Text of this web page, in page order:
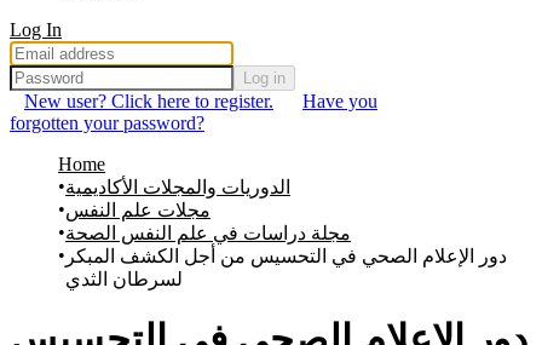
Log In
Log in
New user? Click here to register.
Have you
forgotten your password?
Home
الدوريات والمجلات الأكاديمية
مجلات علم النفس
مجلة دراسات في علم النفس الصحة
دور الإعلام الصحي في التحسيس من أجل الكشف المبكر
لسرطان الثدي